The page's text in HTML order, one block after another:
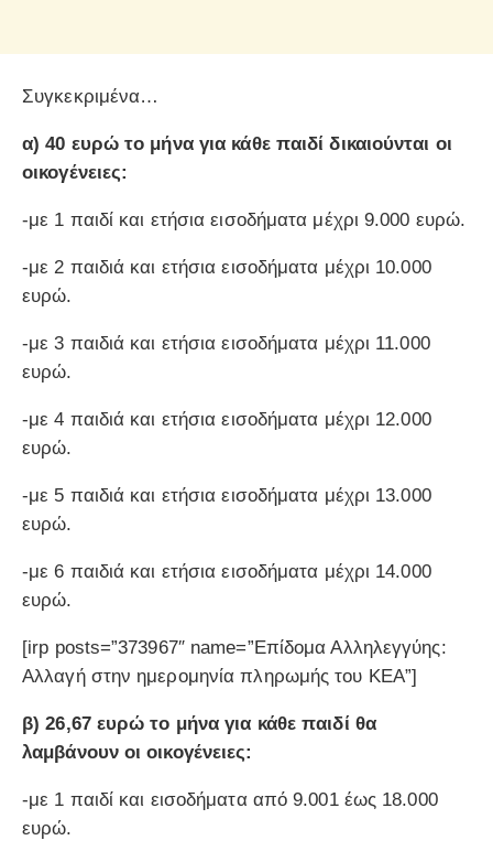
Συγκεκριμένα…
α) 40 ευρώ το μήνα για κάθε παιδί δικαιούνται οι
οικογένειες:
-με 1 παιδί και ετήσια εισοδήματα μέχρι 9.000 ευρώ.
-με 2 παιδιά και ετήσια εισοδήματα μέχρι 10.000
ευρώ.
-με 3 παιδιά και ετήσια εισοδήματα μέχρι 11.000
ευρώ.
-με 4 παιδιά και ετήσια εισοδήματα μέχρι 12.000
ευρώ.
-με 5 παιδιά και ετήσια εισοδήματα μέχρι 13.000
ευρώ.
-με 6 παιδιά και ετήσια εισοδήματα μέχρι 14.000
ευρώ.
[irp posts=”373967″ name=”Επίδομα Αλληλεγγύης:
Αλλαγή στην ημερομηνία πληρωμής του ΚΕΑ”]
β) 26,67 ευρώ το μήνα για κάθε παιδί θα
λαμβάνουν οι οικογένειες:
-με 1 παιδί και εισοδήματα από 9.001 έως 18.000
ευρώ.